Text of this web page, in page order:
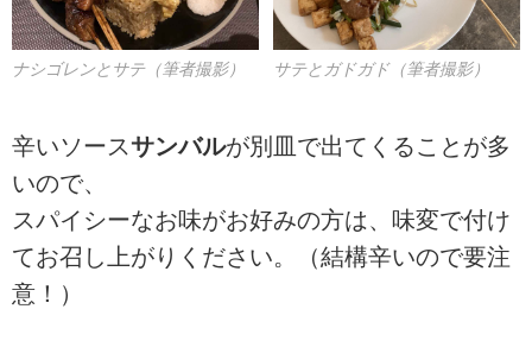
ナシゴレンとサテ（筆者撮影） サテとガドガド（筆者撮影）
辛いソースサンバルが別皿で出てくることが多
いので、
スパイシーなお味がお好みの方は、味変で付け
てお召し上がりください。（結構辛いので要注
意！）